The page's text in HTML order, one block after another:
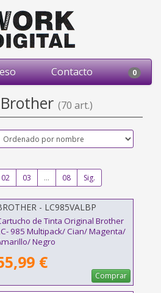
Contacto 0
(70 art.)
02 03 ... 08 Sig.
- LC985VALBP
de Tinta Original Brother
985 Multipack/ Cian/ Magenta/
Negro
€
Comprar